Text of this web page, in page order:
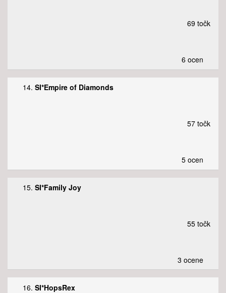
69 točk
6 ocen
14.SI*Empire of Diamonds
57 točk
5 ocen
15.SI*Family Joy
55 točk
3 ocene
16.SI*HopsRex